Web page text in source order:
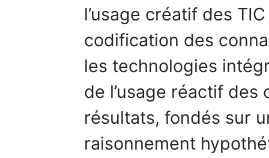
l’usage créatif des
codification des
les technologies
de l’usage réactif des
résultats, fondés sur
raisonnement